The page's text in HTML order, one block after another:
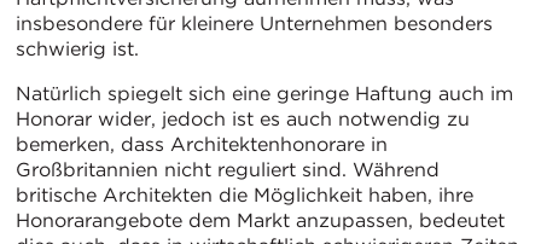
insbesondere für kleinere Unternehmen besonders
schwierig ist.
Natürlich spiegelt sich eine geringe Haftung auch im
Honorar wider, jedoch ist es auch notwendig zu
bemerken, dass Architektenhonorare in
Großbritannien nicht reguliert sind. Während
britische Architekten die Möglichkeit haben, ihre
Honorarangebote dem Markt anzupassen, bedeutet